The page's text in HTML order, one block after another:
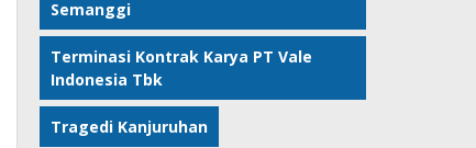
Semanggi
Terminasi Kontrak Karya PT Vale
Indonesia Tbk
Tragedi Kanjuruhan